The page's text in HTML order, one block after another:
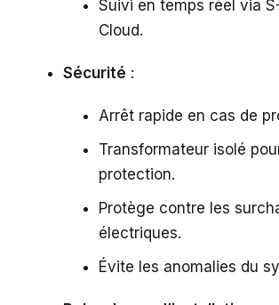
Suivi en temps réel via
Cloud.
Sécurité :
Arrêt rapide en cas de
Transformateur isolé
protection.
Protège contre les
électriques.
Évite les anomalies du